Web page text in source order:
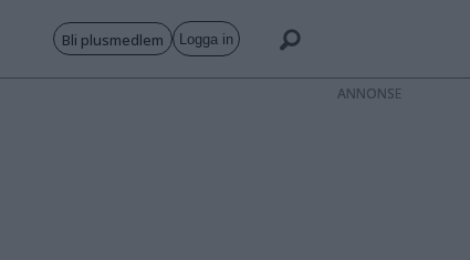
Bli plusmedlem Logga in
ANNONS